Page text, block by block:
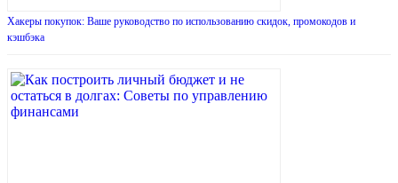
Хакеры покупок: Ваше руководство по использованию скидок, промокодов и
кэшбэка